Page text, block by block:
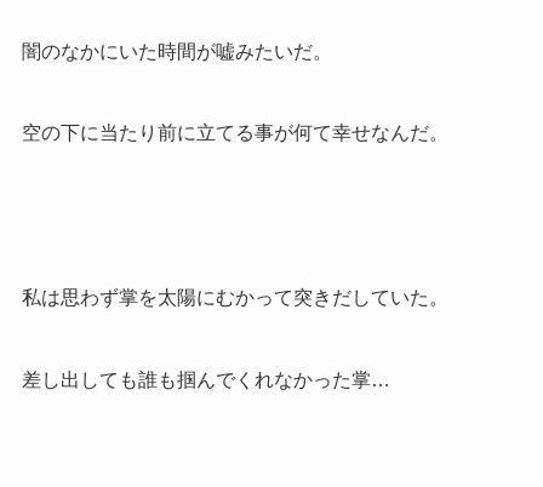
闇のなかにいた時間が嘘みたいだ。
空の下に当たり前に立てる事が何て幸せなんだ。
私は思わず掌を太陽にむかって突きだしていた。
差し出しても誰も掴んでくれなかった掌…